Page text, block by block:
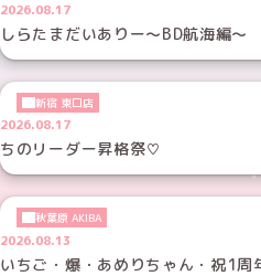
2026.08.17
しらたまだいありー～BD航海編～
新宿 東口店
2026.08.17
ちのリーダー昇格祭♡
秋葉原 AKIBA
2026.08.13
いちご・爆・あめりちゃん・祝1周